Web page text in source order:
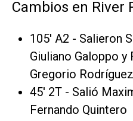
Cambios en River
105' A2 - Salieron
Giuliano Galoppo y
Gregorio Rodríguez
45' 2T - Salió
Fernando Quintero